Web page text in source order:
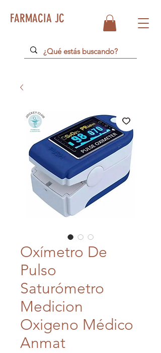
FARMACIA JC
Oxímetro De
Pulso
Saturómetro
Medicion
Oxigeno Médico
Anmat